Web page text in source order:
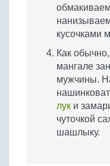
кусочками
Как
мангале
мужчины.
лук и
чуточкой
шашлыку.